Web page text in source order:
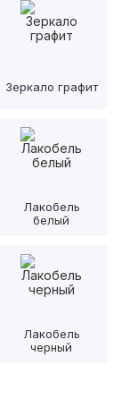
Зеркало графит
Лакобель
белый
Лакобель
черный